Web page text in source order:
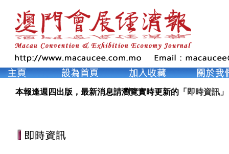
本報逢週四出版，最新消息請瀏覽實時更新的「 即時資訊 」